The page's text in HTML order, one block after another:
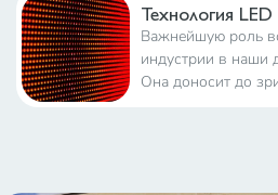
рассказывает о
которая целиком
Технология
Важнейшую роль
индустрии в наши
Она доносит до